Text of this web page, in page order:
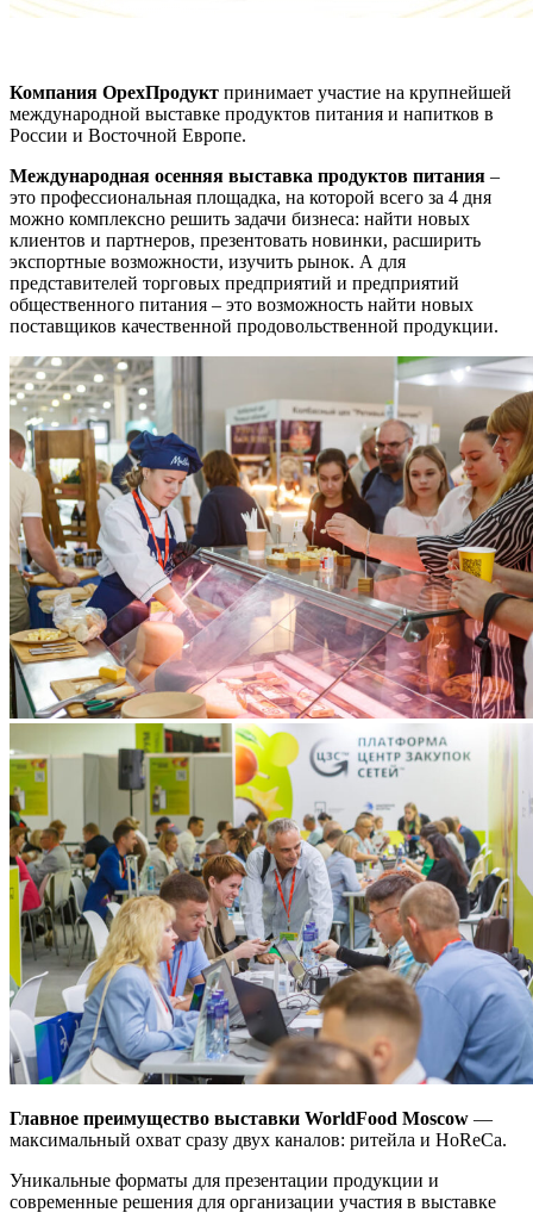
Компания ОрехПродукт принимает участие на крупнейшей
международной выставке продуктов питания и напитков в
России и Восточной Европе.
Международная осенняя выставка продуктов питания –
это профессиональная площадка, на которой всего за 4 дня
можно комплексно решить задачи бизнеса: найти новых
клиентов и партнеров, презентовать новинки, расширить
экспортные возможности, изучить рынок. А для
представителей торговых предприятий и предприятий
общественного питания – это возможность найти новых
поставщиков качественной продовольственной продукции.
Главное преимущество выставки WorldFood Moscow —
максимальный охват сразу двух каналов: ритейла и HoReCa.
Уникальные форматы для презентации продукции и
современные решения для организации участия в выставке